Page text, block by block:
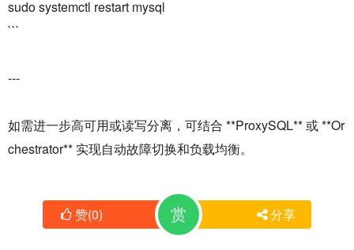
sudo systemctl restart mysql
```
---
如需进一步高可用或读写分离，可结合 **ProxySQL** 或 **Or
chestrator** 实现自动故障切换和负载均衡。
赞(0) 赏 分享